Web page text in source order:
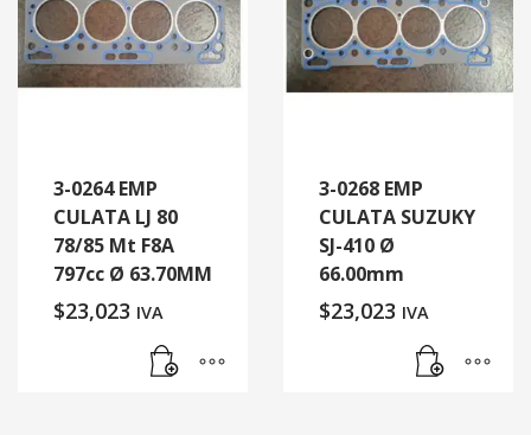
3-0264 EMP
CULATA LJ 80
78/85 Mt F8A
797cc Ø 63.70MM
$23,023 IVA
3-0268 EMP
CULATA SUZUKY
SJ-410 Ø
66.00mm
$23,023 IVA